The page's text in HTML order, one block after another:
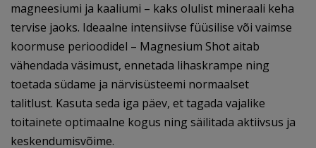
magneesiumi ja kaaliumi – kaks olulist mineraali keha
tervise jaoks. Ideaalne intensiivse füüsilise või vaimse
koormuse perioodidel – Magnesium Shot aitab
vähendada väsimust, ennetada lihaskrampe ning
toetada südame ja närvisüsteemi normaalset
talitlust. Kasuta seda iga päev, et tagada vajalike
toitainete optimaalne kogus ning säilitada aktiivsus ja
keskendumisvõime.